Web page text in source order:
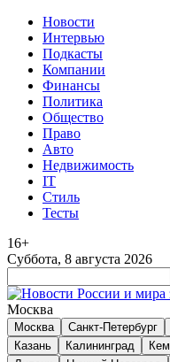
Новости
Интервью
Подкасты
Компании
Финансы
Политика
Общество
Право
Авто
Недвижимость
IT
Стиль
Тесты
16+
Суббота, 8 августа 2026
Москва
Москва Санкт-Петербург
Казань
Калининград